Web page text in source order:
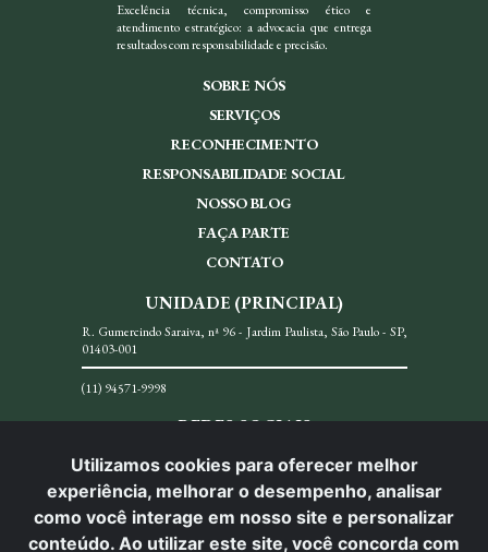
Utilizamos cookies para oferecer melhor
experiência, melhorar o desempenho, analisar
como você interage em nosso site e personalizar
conteúdo. Ao utilizar este site, você concorda com
Excelência técnica, compromisso ético e
atendimento estratégico: a advocacia que entrega
resultados com responsabilidade e precisão.
SOBRE NÓS
SERVIÇOS
RECONHECIMENTO
RESPONSABILIDADE SOCIAL
NOSSO BLOG
FAÇA PARTE
CONTATO
UNIDADE (PRINCIPAL)
R. Gumercindo Saraiva, nª 96 - Jardim Paulista, São Paulo - SP,
01403-001
(11) 94571-9998
REDES SOCIAIS